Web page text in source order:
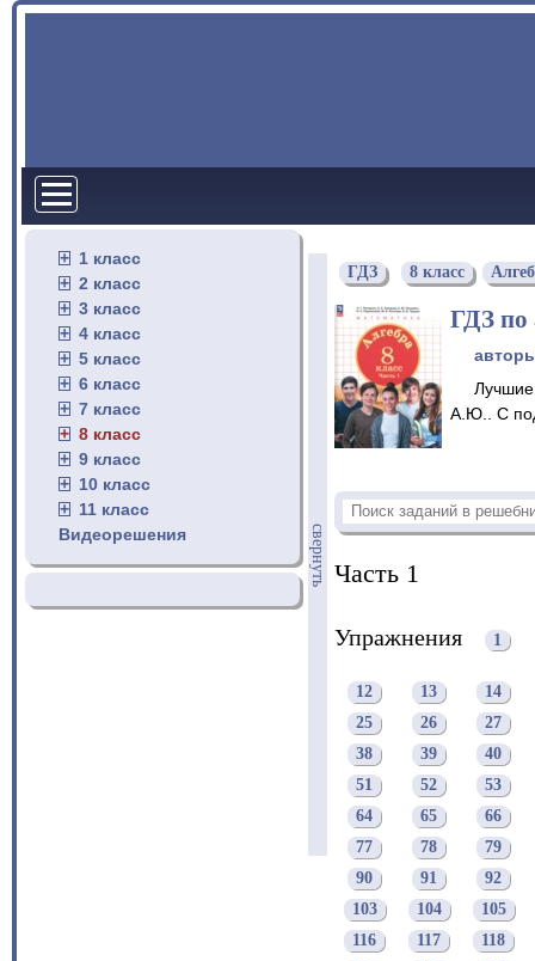
1 класс
2 класс
3 класс
4 класс
5 класс
6 класс
7 класс
8 класс
9 класс
10 класс
11 класс
Видеорешения
свернуть
ГДЗ 8 класс
ГДЗ по
Лучшие
А.Ю.. С
Часть 1
Упражнения 1
12 13
14
25
26
27
38
39
40
51
52
53
64
65
66
77
78
79
90
91
92
103
104
105
116
117
118